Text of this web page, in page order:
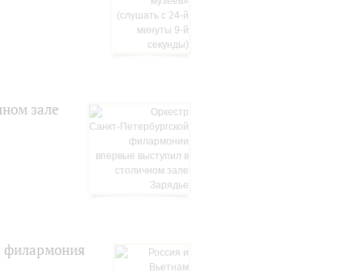
зале
филармония